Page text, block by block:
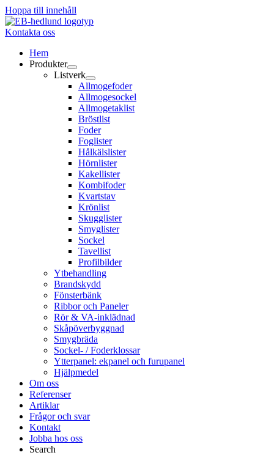
Hoppa till innehåll
Kontakta oss
Hem
Produkter
Listverk
Allmogefoder
Allmogesockel
Allmogetaklist
Bröstlist
Foder
Foglister
Hålkälslister
Hörnlister
Kakellister
Kombifoder
Kvartstav
Krönlist
Skugglister
Smyglister
Sockel
Tavellist
Profilbilder
Ytbehandling
Brandskydd
Fönsterbänk
Ribbor och Paneler
Rör & VA-inklädnad
Skåp­överbyggnad
Smygbräda
Sockel- / Foderklossar
Ytterpanel: ekpanel och furupanel
Hjälpmedel
Om oss
Referenser
Artiklar
Frågor och svar
Kontakt
Jobba hos oss
Search